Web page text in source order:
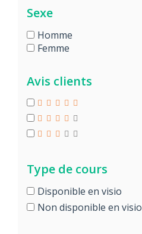
Sexe
Homme
Femme
Avis clients
Type de cours
Disponible en visio
Non disponible en visio